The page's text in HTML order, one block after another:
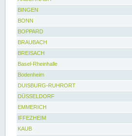
BINGEN
BONN
BOPPARD
BRAUBACH
BREISACH
Basel-Rheinhalle
Bodenheim
DUISBURG-RUHRORT
DÜSSELDORF
EMMERICH
IFFEZHEIM
KAUB